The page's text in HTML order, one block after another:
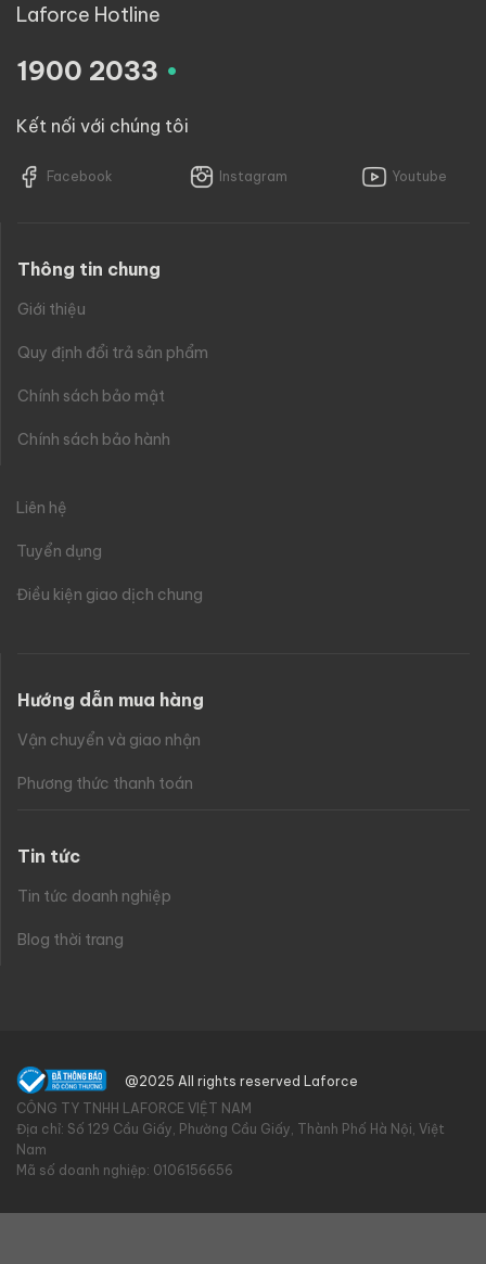
Laforce Hotline
1900 2033 .
Kết nối với chúng tôi
Facebook Instagram Youtube
Thông tin chung
Giới thiệu
Quy định đổi trả sản phẩm
Chính sách bảo mật
Chính sách bảo hành
Liên hệ
Tuyển dụng
Điều kiện giao dịch chung
Hướng dẫn mua hàng
Vận chuyển và giao nhận
Phương thức thanh toán
Tin tức
Tin tức doanh nghiệp
Blog thời trang
@2025 All rights reserved Laforce
CÔNG TY TNHH LAFORCE VIỆT NAM
Địa chỉ: Số 129 Cầu Giấy, Phường Cầu Giấy, Thành Phố Hà Nội, Việt
Nam
Mã số doanh nghiệp: 0106156656